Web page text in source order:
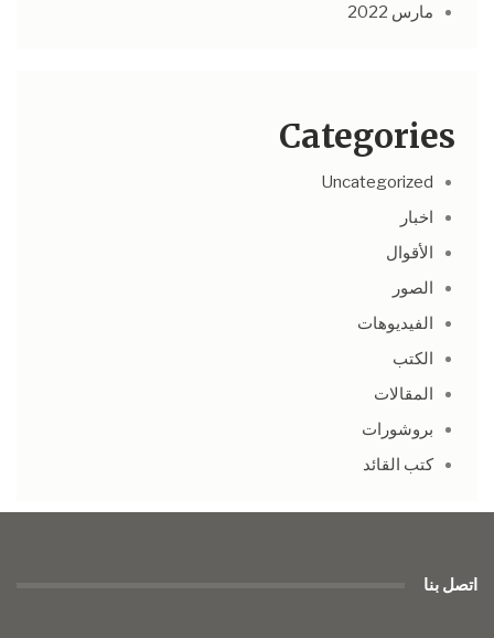
مارس 2022
Categories
Uncategorized
اخبار
الأقوال
الصور
الفيديوهات
الكتب
المقالات
بروشورات
كتب القائد
اتصل بنا